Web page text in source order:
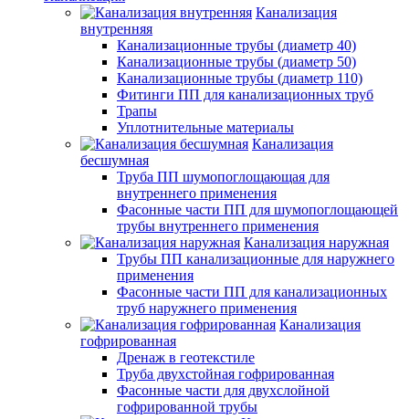
Канализация
внутренняя
Канализационные трубы (диаметр 40)
Канализационные трубы (диаметр 50)
Канализационные трубы (диаметр 110)
Фитинги ПП для канализационных труб
Трапы
Уплотнительные материалы
Канализация
бесшумная
Труба ПП шумопоглощающая для
внутреннего применения
Фасонные части ПП для шумопоглощающей
трубы внутреннего применения
Канализация наружная
Трубы ПП канализационные для наружнего
применения
Фасонные части ПП для канализационных
труб наружнего применения
Канализация
гофрированная
Дренаж в геотекстиле
Труба двухстойная гофрированная
Фасонные части для двухслойной
гофрированной трубы